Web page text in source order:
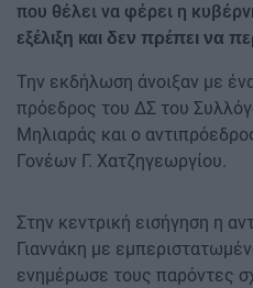
που θέλει να φέρει η
εξέλιξη και δεν πρέπει να
Την εκδήλωση άνοιξαν με
πρόεδρος του ΔΣ του
Μηλιαράς και ο
Γονέων Γ. Χατζηγεωργίου.
Στην κεντρική εισήγηση η
Γιαννάκη με
ενημέρωσε τους παρόντες